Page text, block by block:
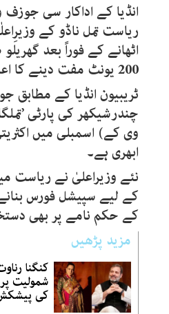
انڈیا کے اداکار سی
ریاست تمل ناڈو کے
اٹھانے کے فوراً بعد
200 یونٹ مفت دینے کا اعلان کیا ہے۔
ٹریبیون انڈیا کے
چندرشیکھر کی پارٹی
وی کے) اسمبلی میں
ابھری ہے۔
نئے وزیراعلیٰ نے ریاست
کے لیے سپیشل فورس
کے حکم نامے پر بھی
مزید پڑھیں
کنگنا
شمولیت
کی